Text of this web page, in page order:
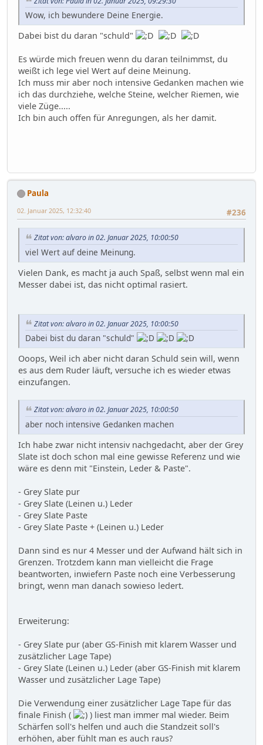
Wow, ich bewundere Deine Energie.
Dabei bist du daran "schuld"
Es würde mich freuen wenn du daran teilnimmst, du
weißt ich lege viel Wert auf deine Meinung.
Ich muss mir aber noch intensive Gedanken machen wie
ich das durchziehe, welche Steine, welcher Riemen, wie
viele Züge.....
Ich bin auch offen für Anregungen, als her damit.
Paula
#236
02. Januar 2025, 12:32:40
Zitat von: alvaro in 02. Januar 2025, 10:00:50
viel Wert auf deine Meinung.
Vielen Dank, es macht ja auch Spaß, selbst wenn mal ein
Messer dabei ist, das nicht optimal rasiert.
Zitat von: alvaro in 02. Januar 2025, 10:00:50
Dabei bist du daran "schuld"
Ooops, Weil ich aber nicht daran Schuld sein will, wenn
es aus dem Ruder läuft, versuche ich es wieder etwas
einzufangen.
Zitat von: alvaro in 02. Januar 2025, 10:00:50
aber noch intensive Gedanken machen
Ich habe zwar nicht intensiv nachgedacht, aber der Grey
Slate ist doch schon mal eine gewisse Referenz und wie
wäre es denn mit "Einstein, Leder & Paste".
- Grey Slate pur
- Grey Slate (Leinen u.) Leder
- Grey Slate Paste
- Grey Slate Paste + (Leinen u.) Leder
Dann sind es nur 4 Messer und der Aufwand hält sich in
Grenzen. Trotzdem kann man vielleicht die Frage
beantworten, inwiefern Paste noch eine Verbesserung
bringt, wenn man danach sowieso ledert.
Erweiterung:
- Grey Slate pur (aber GS-Finish mit klarem Wasser und
zusätzlicher Lage Tape)
- Grey Slate (Leinen u.) Leder (aber GS-Finish mit klarem
Wasser und zusätzlicher Lage Tape)
Die Verwendung einer zusätzlicher Lage Tape für das
finale Finish (
) liest man immer mal wieder. Beim
Schärfen soll's helfen und auch die Standzeit soll's
erhöhen, aber fühlt man es auch raus?